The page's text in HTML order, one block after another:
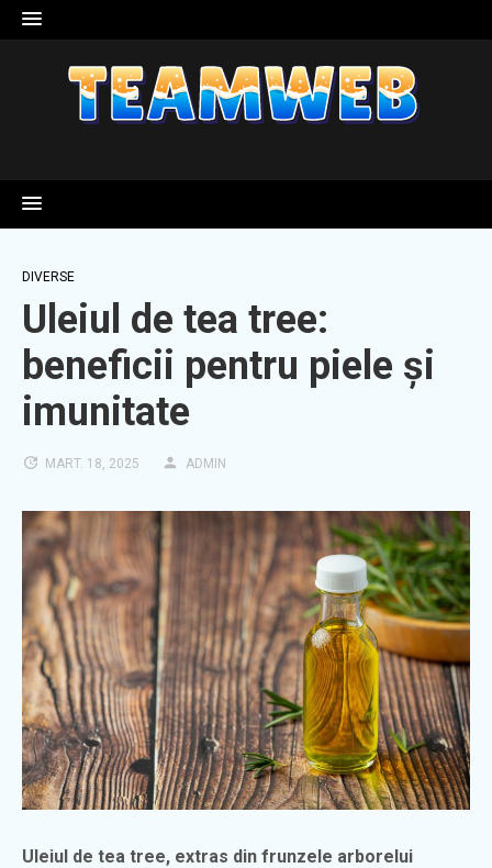
Skip
to
DIVERSE
Uleiul de tea tree:
beneficii pentru piele și
imunitate
MART. 18, 2025 ADMIN
Uleiul de tea tree, extras din frunzele arborelui